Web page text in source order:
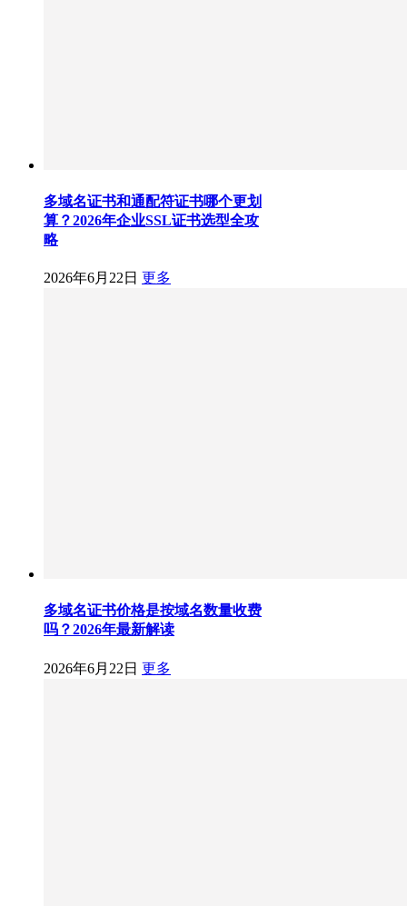
多域名证书和通配符证书哪个更划
算？2026年企业SSL证书选型全攻
略
2026年6月22日 更多
多域名证书价格是按域名数量收费
吗？2026年最新解读
2026年6月22日 更多